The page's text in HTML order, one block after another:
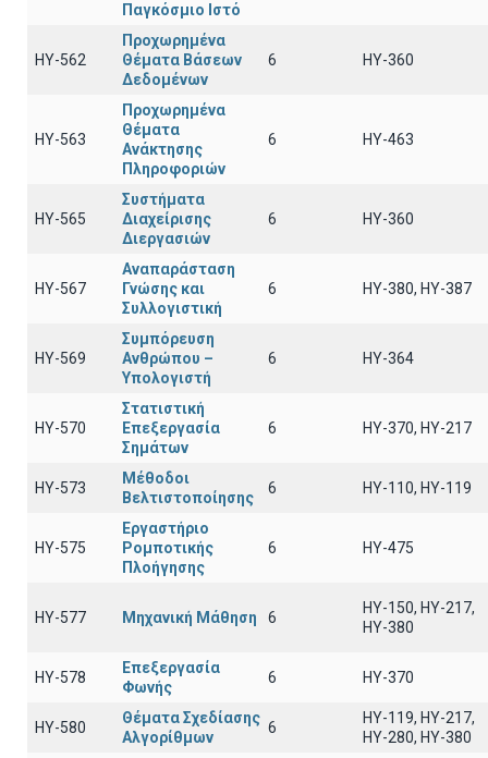
Παγκόσμιο Ιστό
HY-562
Προχωρημένα
Θέματα Βάσεων
Δεδομένων
6 HY-360
ΗΥ-563
Προχωρημένα
Θέματα
Ανάκτησης
Πληροφοριών
6 HY-463
ΗΥ-565
Συστήματα
Διαχείρισης
Διεργασιών
6 ΗΥ-360
ΗΥ-567
Αναπαράσταση
Γνώσης και
Συλλογιστική
6 ΗΥ-380, ΗΥ-387
ΗΥ-569
Συμπόρευση
Ανθρώπου –
Υπολογιστή
6 ΗΥ-364
HY-570
Στατιστική
Επεξεργασία
Σημάτων
6 HY-370, HY-217
ΗΥ-573
Μέθοδοι
Βελτιστοποίησης
6 ΗΥ-110, HY-119
HY-575
Εργαστήριο
Ρομποτικής
Πλοήγησης
6 HY-475
HY-577 Μηχανική Μάθηση 6
HY-150, HY-217,
HY-380
HY-578
Επεξεργασία
Φωνής
6 HY-370
HY-580
Θέματα Σχεδίασης
Αλγορίθμων
6
HY-119, HY-217,
HY-280, HY-380